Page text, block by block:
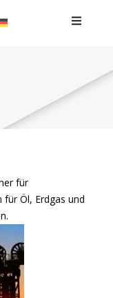
für
Öl, Erdgas und